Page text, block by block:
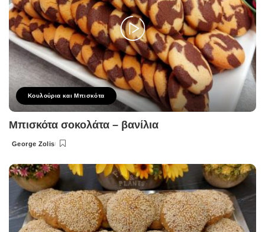
Κουλούρια και Μπισκότα
Μπισκότα σοκολάτα – βανίλια
Posted
George Zolis